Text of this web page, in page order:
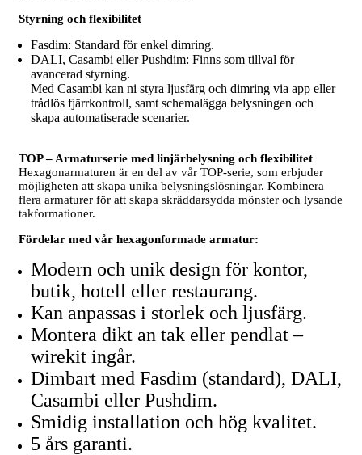
Styrning och flexibilitet
Fasdim: Standard för enkel dimring.
DALI, Casambi eller Pushdim: Finns som tillval för
avancerad styrning.
Med Casambi kan ni styra ljusfärg och dimring via app eller
trådlös fjärrkontroll, samt schemalägga belysningen och
skapa automatiserade scenarier.
TOP – Armaturserie med linjärbelysning och flexibilitet
Hexagonarmaturen är en del av vår TOP-serie, som erbjuder
möjligheten att skapa unika belysningslösningar. Kombinera
flera armaturer för att skapa skräddarsydda mönster och lysande
takformationer.
Fördelar med vår hexagonformade armatur:
Modern och unik design för kontor,
butik, hotell eller restaurang.
Kan anpassas i storlek och ljusfärg.
Montera dikt an tak eller pendlat –
wirekit ingår.
Dimbart med Fasdim (standard), DALI,
Casambi eller Pushdim.
Smidig installation och hög kvalitet.
5 års garanti.